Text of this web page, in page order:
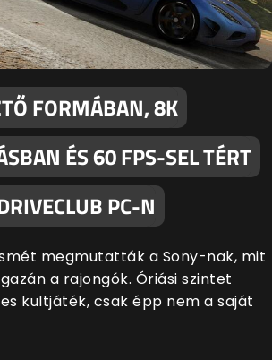
FORMÁBAN, 8K
ÉS 60 FPS-SEL TÉRT
PC-N
megmutatták a Sony-nak, mit
a rajongók. Óriási szintet
kultjáték, csak épp nem a saját